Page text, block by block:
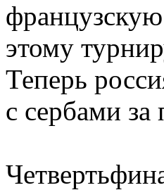
этому
Теперь
с сербами за